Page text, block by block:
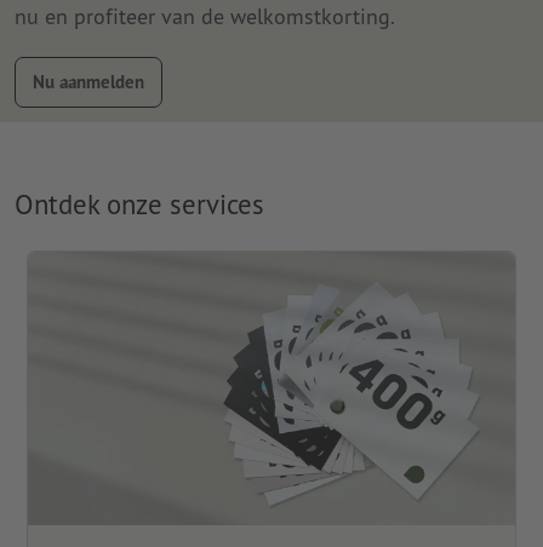
nu en profiteer van de welkomstkorting.
Nu aanmelden
Ontdek onze services